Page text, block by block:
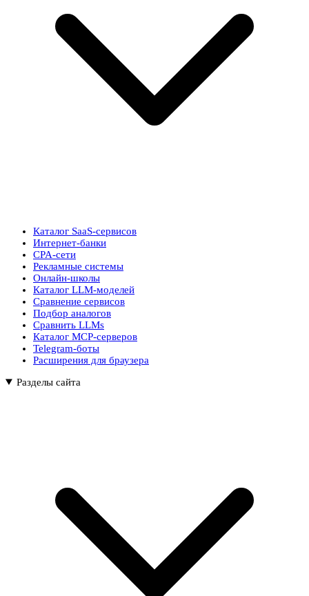
Каталог SaaS-сервисов
Интернет-банки
CPA-сети
Рекламные системы
Онлайн-школы
Каталог LLM-моделей
Сравнение сервисов
Подбор аналогов
Сравнить LLMs
Каталог MCP-серверов
Telegram-боты
Расширения для браузера
Разделы сайта